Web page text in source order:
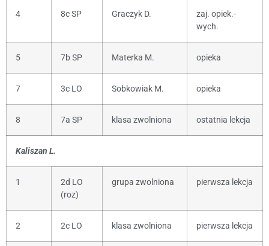
4 8c SP Graczyk D.
zaj. opiek.-
wych.
5 7b SP Materka M. opieka
7 3c LO Sobkowiak M. opieka
8 7a SP klasa zwolniona ostatnia lekcja
Kaliszan L.
1
2d LO
(roz)
grupa zwolniona pierwsza lekcja
2 2c LO klasa zwolniona pierwsza lekcja